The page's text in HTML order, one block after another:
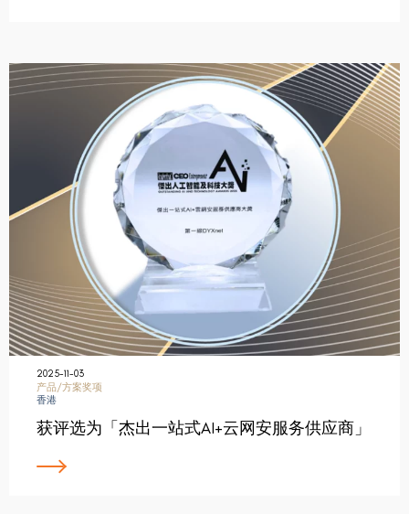
2025-11-03
产品/方案奖项
香港
获评选为「杰出一站式AI+云网安服务供应商」